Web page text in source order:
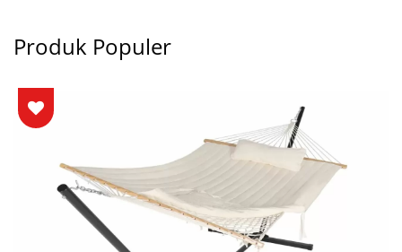
Produk Populer